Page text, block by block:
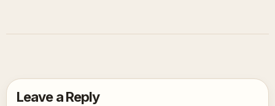
Leave a Reply